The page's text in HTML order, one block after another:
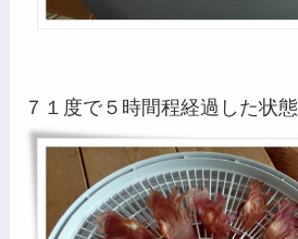
７１度で５時間程経過した状態